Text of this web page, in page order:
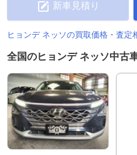
新車見積り
ヒョンデ ネッソの買取価格・査定
全国のヒョンデ ネッソ中古